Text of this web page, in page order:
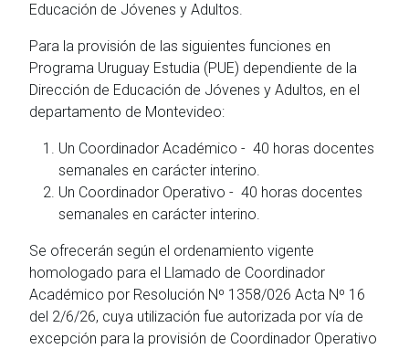
Educación de Jóvenes y Adultos.
Para la provisión de las siguientes funciones en
Programa Uruguay Estudia (PUE) dependiente de la
Dirección de Educación de Jóvenes y Adultos, en el
departamento de Montevideo:
Un Coordinador Académico - 40 horas docentes
semanales en carácter interino.
Un Coordinador Operativo - 40 horas docentes
semanales en carácter interino.
Se ofrecerán según el ordenamiento vigente
homologado para el Llamado de Coordinador
Académico por Resolución Nº 1358/026 Acta Nº 16
del 2/6/26, cuya utilización fue autorizada por vía de
excepción para la provisión de Coordinador Operativo